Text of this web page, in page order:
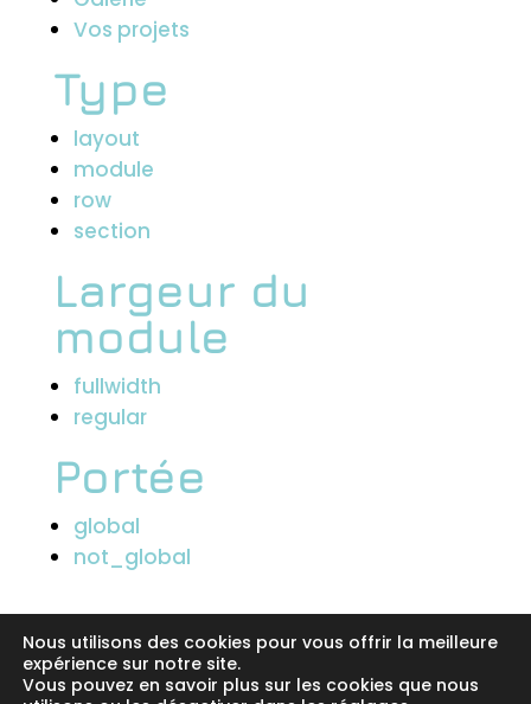
Vos projets
Type
layout
module
row
section
Largeur du
module
fullwidth
regular
Portée
global
not_global
Nous utilisons des cookies pour vous offrir la meilleure
expérience sur notre site.
Vous pouvez en savoir plus sur les cookies que nous